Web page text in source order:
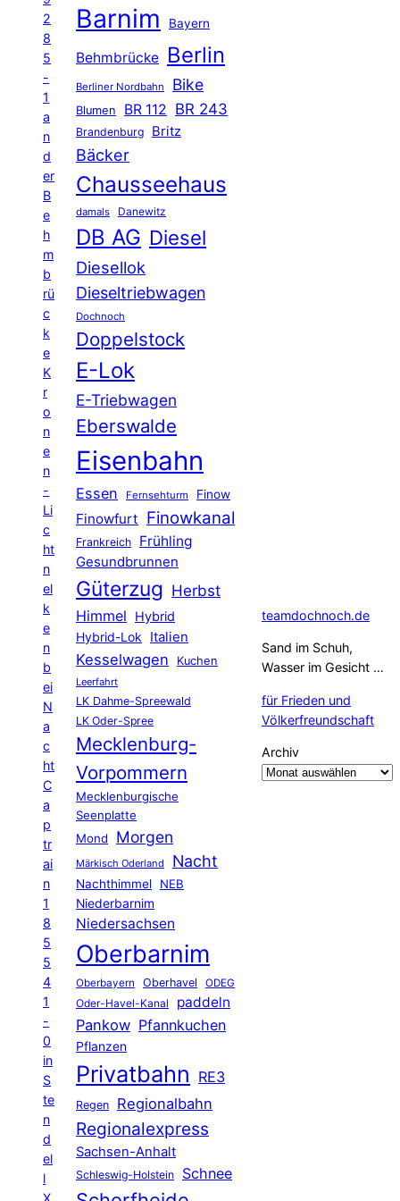
2
8
5
-
1
a
n
d
er
B
e
h
m
b
rü
c
k
e
K
r
o
n
e
n
-
Li
c
ht
n
el
k
e
n
b
ei
N
a
c
ht
C
a
p
tr
ai
n
1
8
5
5
4
1
-
0
in
S
te
n
d
el
l
Barnim Bayern
Behmbrücke Berlin
Berliner Nordbahn Bike
Blumen BR 112 BR 243
Brandenburg Britz
Bäcker
Chausseehaus
damals Danewitz
DB AG Diesel
Diesellok
Dieseltriebwagen
Dochnoch
Doppelstock
E-Lok
E-Triebwagen
Eberswalde
Eisenbahn
Essen Fernsehturm Finow
Finowfurt Finowkanal
Frankreich Frühling
Gesundbrunnen
Güterzug Herbst
Himmel
Hybrid
Hybrid-Lok Italien
Kesselwagen Kuchen
Leerfahrt
LK Dahme-Spreewald
LK Oder-Spree
Mecklenburg-
Vorpommern
Mecklenburgische
Seenplatte
Mond
Morgen
Märkisch Oderland Nacht
Nachthimmel
NEB
Niederbarnim
Niedersachsen
Oberbarnim
Oberbayern Oberhavel ODEG
Oder-Havel-Kanal paddeln
Pankow Pfannkuchen
Pflanzen
Privatbahn RE3
Regen Regionalbahn
Regionalexpress
Sachsen-Anhalt
Schleswig-Holstein Schnee
teamdochnoch.de
Sand im Schuh,
Wasser im Gesicht …
für Frieden und
Völkerfreundschaft
Archiv